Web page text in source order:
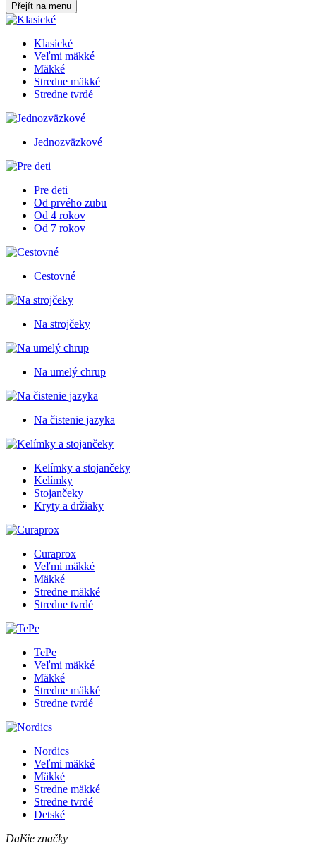
Přejít na menu
Klasické
Veľmi mäkké
Mäkké
Stredne mäkké
Stredne tvrdé
Jednozväzkové
Pre deti
Od prvého zubu
Od 4 rokov
Od 7 rokov
Cestovné
Na strojčeky
Na umelý chrup
Na čistenie jazyka
Kelímky a stojančeky
Kelímky
Stojančeky
Kryty a držiaky
Curaprox
Veľmi mäkké
Mäkké
Stredne mäkké
Stredne tvrdé
TePe
Veľmi mäkké
Mäkké
Stredne mäkké
Stredne tvrdé
Nordics
Veľmi mäkké
Mäkké
Stredne mäkké
Stredne tvrdé
Detské
Dalšie značky